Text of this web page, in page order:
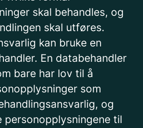
skal behandles, og
skal utføres.
kan bruke en
En databehandler
bare har lov til å
som
og
personopplysningene til